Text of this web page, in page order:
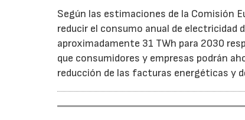
Según las estimaciones de la Comisión
reducir el consumo anual de electricidad
aproximadamente 31 TWh para 2030
que consumidores y empresas podrán
reducción de las facturas energéticas y